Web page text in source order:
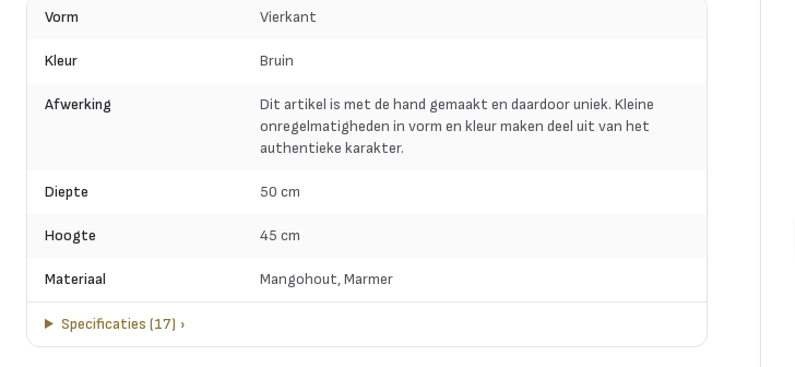
Vorm Vierkant
Kleur Bruin
Afwerking
Dit artikel is met de hand gemaakt en daardoor uniek. Kleine
onregelmatigheden in vorm en kleur maken deel uit van het
authentieke karakter.
Diepte 50 cm
Hoogte 45 cm
Materiaal Mangohout, Marmer
Specificaties (17) ›